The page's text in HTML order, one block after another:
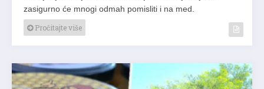
zasigurno će mnogi odmah pomisliti i na med.
Pročitajte više